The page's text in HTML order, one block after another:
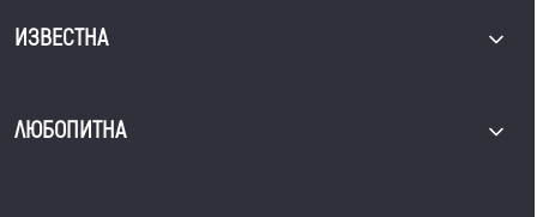
ИЗВЕСТНА
ЛЮБОПИТНА